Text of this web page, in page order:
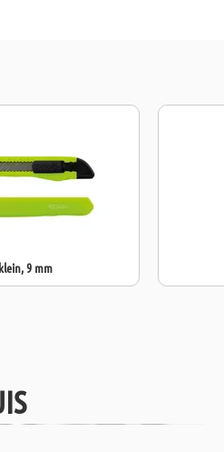
9 mm